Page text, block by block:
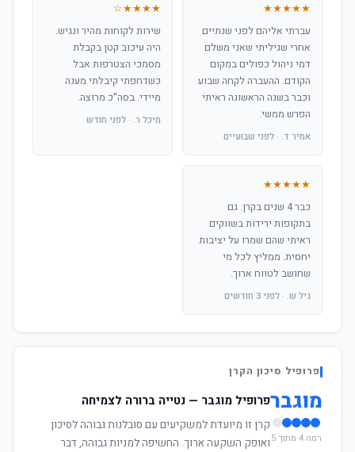
★★★★★
עברתי אליהם לפני שנתיים
אחרי שגיליתי שאני משלם
דמי ניהול כפולים במקום
הקודם. ההעברה לקחה שבוע
וכבר בשנה הראשונה ראיתי
הפרש ממשי.
אמיר ד. · לפני שבועיים
★★★★☆
שירות לקוחות מהיר ונגיש.
היה עיכוב קטן בקבלת
מסמכי הצטרפות אבל
כשדחפתי קיבלתי מענה
מיידי. בסה"כ מרוצה.
מיכל ר. · לפני חודש
★★★★★
כבר 4 שנים בקרן. גם
בתקופות ירידות בשווקים
ראיתי שהם שמרו על יציבות
יחסית. ממליץ לכל מי
שחושב לטווח ארוך.
גיל ש. · לפני 3 חודשים
פרופיל סיכון הקרן
מוגבר
רמה 4 מתוך 5
פרופיל מוגבר — נטייה ברורה לצמיחה
קרן זו מיועדת למשקיעים עם סובלנות גבוהה לסיכון
ואופק השקעה ארוך. החשיפה למניות גבוהה, דבר